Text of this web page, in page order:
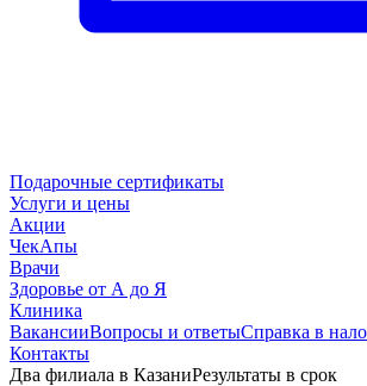
Подарочные сертификаты
Услуги и цены
Акции
ЧекАпы
Врачи
Здоровье от А до Я
Клиника
ВакансииВопросы и ответыСправка в
Контакты
Два филиала в КазаниРезультаты в срок